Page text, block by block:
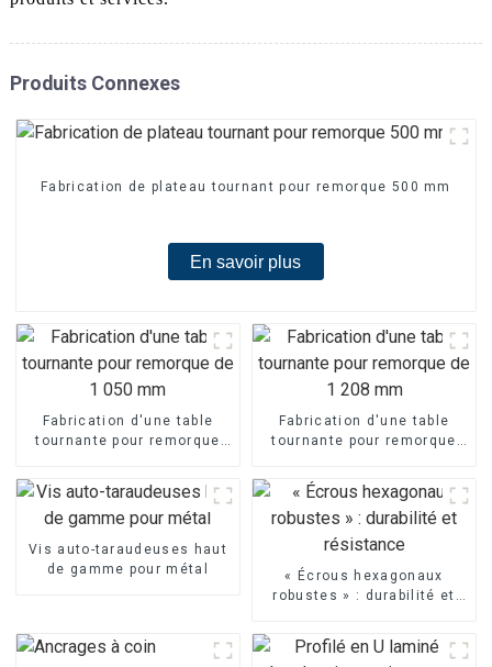
Produits Connexes
Fabrication de plateau tournant pour remorque 500 mm
En savoir plus
Fabrication d'une table
tournante pour remorque
Fabrication d'une table
tournante pour remorque
Vis auto-taraudeuses haut
de gamme pour métal
« Écrous hexagonaux
robustes » : durabilité et